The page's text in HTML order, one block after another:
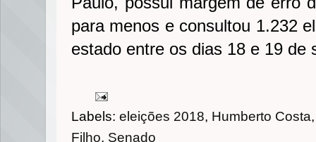
para menos e consultou 1.232
estado entre os dias 18 e 19 de
Labels: eleições 2018, Humberto Costa
Filho, Senado